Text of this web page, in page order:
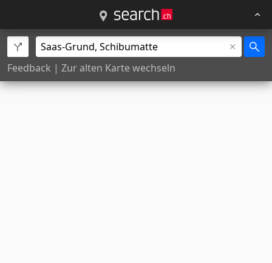
Feedback | Zur alten Karte wechseln